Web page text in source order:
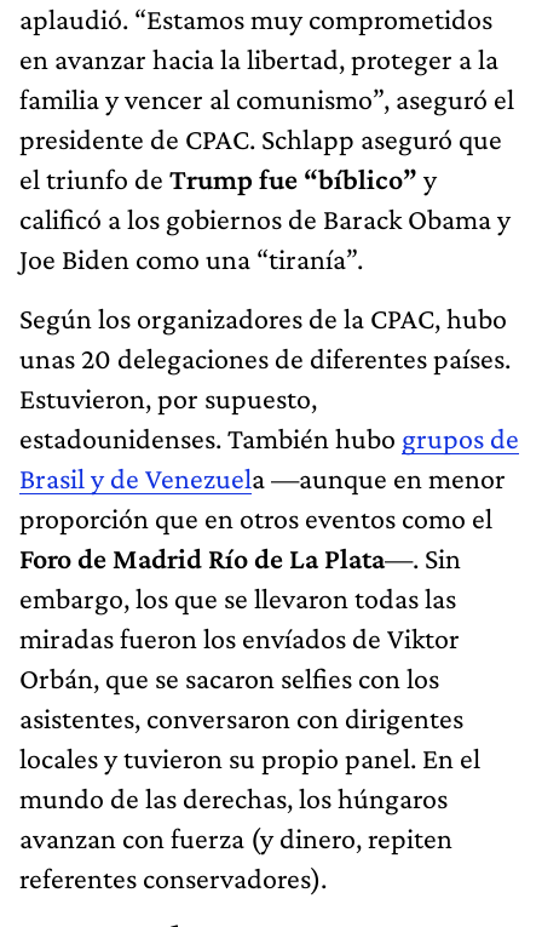
aplaudió. “Estamos muy comprometidos
en avanzar hacia la libertad, proteger a la
familia y vencer al comunismo”, aseguró el
presidente de CPAC. Schlapp aseguró que
el triunfo de Trump fue “bíblico” y
calificó a los gobiernos de Barack Obama y
Joe Biden como una “tiranía”.
Según los organizadores de la CPAC, hubo
unas 20 delegaciones de diferentes países.
Estuvieron, por supuesto,
estadounidenses. También hubo grupos de
Brasil y de Venezuela —aunque en menor
proporción que en otros eventos como el
Foro de Madrid Río de La Plata—. Sin
embargo, los que se llevaron todas las
miradas fueron los envíados de Viktor
Orbán, que se sacaron selfies con los
asistentes, conversaron con dirigentes
locales y tuvieron su propio panel. En el
mundo de las derechas, los húngaros
avanzan con fuerza (y dinero, repiten
referentes conservadores).